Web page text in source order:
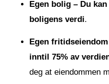
Egen bolig – Du
boligens verdi.
Egen fritidseiendom
inntil 75% av
deg at eiendommen